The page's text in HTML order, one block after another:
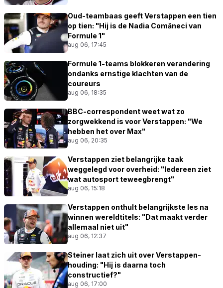
Oud-teambaas geeft Verstappen een tien
op tien: "Hij is de Nadia Comăneci van
Formule 1"
aug 06, 17:45
Formule 1-teams blokkeren verandering
ondanks ernstige klachten van de
coureurs
aug 06, 18:35
BBC-correspondent weet wat zo
zorgwekkend is voor Verstappen: "We
hebben het over Max"
aug 06, 20:35
Verstappen ziet belangrijke taak
weggelegd voor overheid: "Iedereen ziet
wat autosport teweegbrengt"
aug 06, 15:18
Verstappen onthult belangrijkste les na
winnen wereldtitels: "Dat maakt verder
allemaal niet uit"
aug 06, 12:37
Steiner laat zich uit over Verstappen-
houding: "Hij is daarna toch
constructief?"
aug 06, 17:00